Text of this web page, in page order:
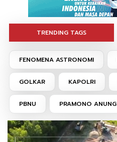
TRENDING TAGS
FENOMENA ASTRONOMI
GOLKAR KAPOLRI
PBNU PRAMONO ANUNG